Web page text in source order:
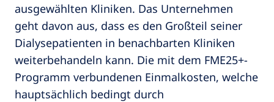
ausgewählten Kliniken. Das Unternehmen
geht davon aus, dass es den Großteil seiner
Dialysepatienten in benachbarten Kliniken
weiterbehandeln kann. Die mit dem FME25+-
Programm verbundenen Einmalkosten, welche
hauptsächlich bedingt durch